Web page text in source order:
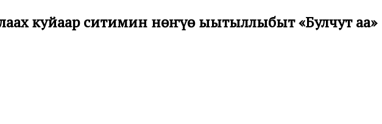
куйаар ситимин нөҥүө ыытыллыбыт «Булчут аҕа»